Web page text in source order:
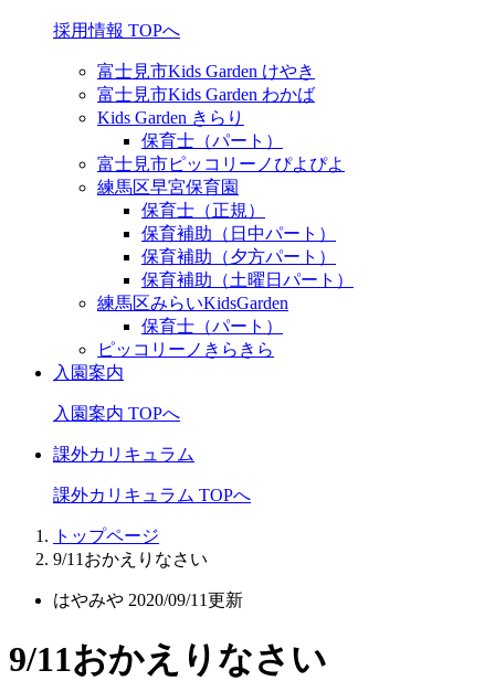
採用情報 TOPへ
富士見市Kids Garden けやき
富士見市Kids Garden わかば
Kids Garden きらり
保育士（パート）
富士見市ピッコリーノぴよぴよ
練馬区早宮保育園
保育士（正規）
保育補助（日中パート）
保育補助（夕方パート）
保育補助（土曜日パート）
練馬区みらいKidsGarden
保育士（パート）
ピッコリーノきらきら
入園案内
入園案内 TOPへ
課外カリキュラム
課外カリキュラム TOPへ
トップページ
9/11おかえりなさい
はやみや 2020/09/11更新
9/11おかえりなさい